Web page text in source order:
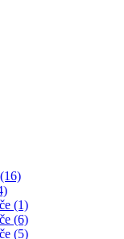
(16)
(1)
(6)
(5)